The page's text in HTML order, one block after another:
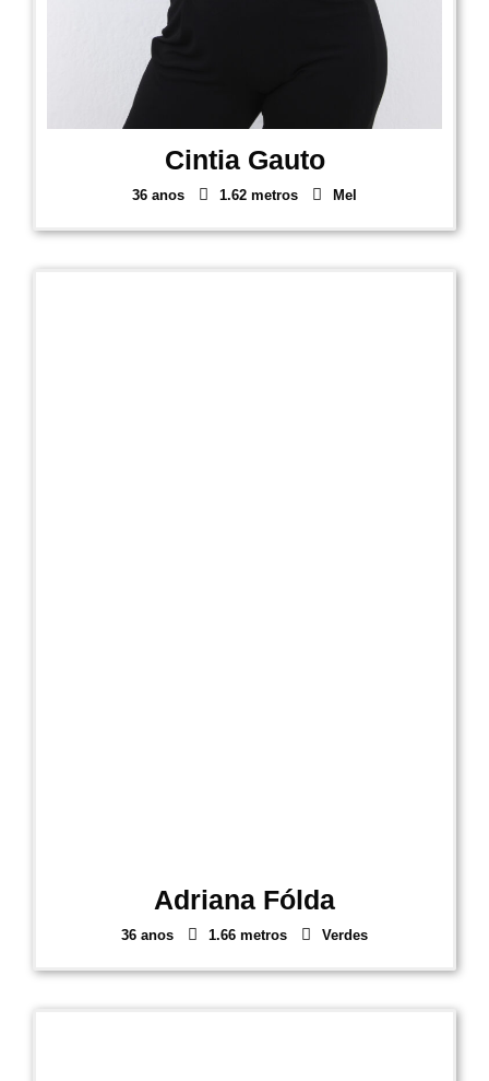
Cintia Gauto
36 anos 1.62 metros Mel
Adriana Fólda
36 anos 1.66 metros Verdes